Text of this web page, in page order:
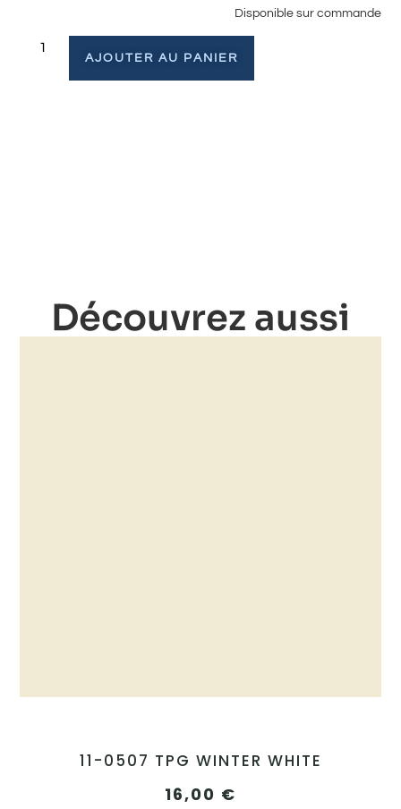
Disponible sur commande
AJOUTER AU PANIER
Découvrez aussi
11-0507 TPG WINTER WHITE
16,00 €